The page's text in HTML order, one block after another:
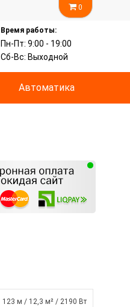
0
Время работы:
Пн-Пт: 9:00 - 19:00
Сб-Вс: Выходной
Автоматика
123 м / 12,3 м² / 2190 Вт